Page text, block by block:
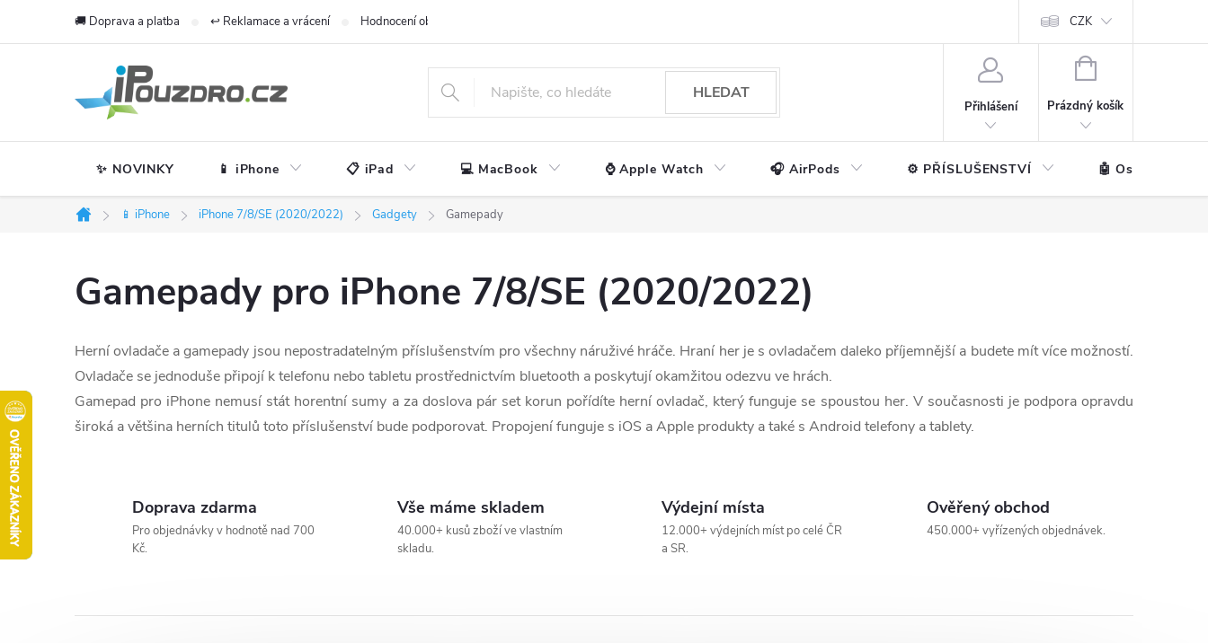
🚚 Doprava a platba ↩️ Reklamace a vrácení Hodnocení obchodu CZK
HLEDAT
Přihlášení
NÁKUPNÍ
Prázdný košík
✨ NOVINKY 📱 iPhone 📋 iPad 💻 MacBook ⌚ Apple Watch 🎧 AirPods ⚙️ PŘÍSLUŠENSTVÍ 🤖 Ostatní
Domů
📱 iPhone iPhone 7/8/SE (2020/2022) Gadgety Gamepady
Gamepady pro iPhone 7/8/SE (2020/2022)
Herní ovladače a gamepady jsou nepostradatelným příslušenstvím pro všechny náruživé hráče. Hraní her je s ovladačem daleko příjemnější a budete mít více možností.
Ovladače se jednoduše připojí k telefonu nebo tabletu prostřednictvím bluetooth a poskytují okamžitou odezvu ve hrách.
Gamepad pro iPhone nemusí stát horentní sumy a za doslova pár set korun pořídíte herní ovladač, který funguje se spoustou her. V současnosti je podpora opravdu
široká a většina herních titulů toto příslušenství bude podporovat. Propojení funguje s iOS a Apple produkty a také s Android telefony a tablety.
Doprava zdarma
Pro objednávky v hodnotě nad 700
Kč.
Vše máme skladem
40.000+ kusů zboží ve vlastním
skladu.
Výdejní místa
12.000+ výdejních míst po celé ČR
a SR.
Ověřený obchod
450.000+ vyřízených objednávek.